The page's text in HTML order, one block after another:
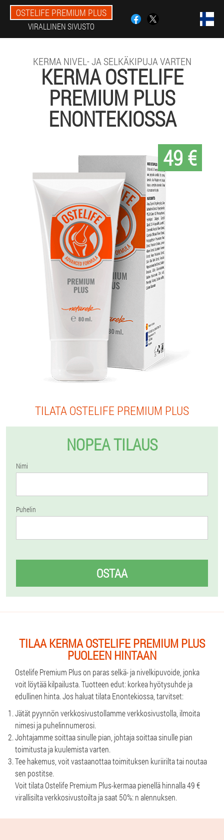
OSTELIFE PREMIUM PLUS
VIRALLINEN SIVUSTO
KERMA NIVEL- JA SELKÄKIPUJA VARTEN
KERMA OSTELIFE
PREMIUM PLUS
ENONTEKIOSSA
49 €
TILATA OSTELIFE PREMIUM PLUS
NOPEA TILAUS
Nimi
Puhelin
OSTAA
TILAA KERMA OSTELIFE PREMIUM PLUS
PUOLEEN HINTAAN
Ostelife Premium Plus on paras selkä- ja nivelkipuvoide, jonka
voit löytää kilpailusta. Tuotteen edut: korkea hyötysuhde ja
edullinen hinta. Jos haluat tilata Enontekiossa, tarvitset:
Jätät pyynnön verkkosivustollamme verkkosivustolla, ilmoita
nimesi ja puhelinnumerosi.
Johtajamme soittaa sinulle pian, johtaja soittaa sinulle pian
toimitusta ja kuulemista varten.
Tee hakemus, voit vastaanottaa toimituksen kuriirilta tai noutaa
sen postitse.
Voit tilata Ostelife Premium Plus-kermaa pienellä hinnalla 49 €
virallisilta verkkosivustoilta ja saat 50%: n alennuksen.